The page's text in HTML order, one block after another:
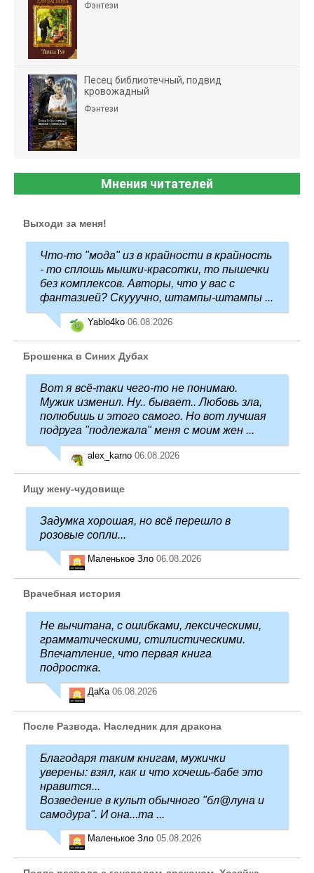
Фэнтези
Песец библиотечный, подвид
кровожадный
Фэнтези
Мнения читателей
Выходи за меня!
Что-то "мода" из в крайности в крайность
- то сплошь мышки-красотки, то пышечки
без комплексов. Авторы, что у вас с
фантазией? Скууучно, штампы-штампы ...
Yablo4ko 06.08.2026
Брошенка в Синих Дубах
Вот я всё-таки чего-то не понимаю.
Мужик изменил. Ну.. бывает.. Любовь зла,
полюбишь и этого самого. Но вот лучшая
подруга "подлежала" меня с моим жен ...
alex_karno 06.08.2026
Ищу жену-чудовище
Задумка хорошая, но всё перешло в
розовые сопли...
Маленькое Зло 06.08.2026
Врачебная история
Не вычитана, с ошибками, лексическими,
грамматическими, стилистическими.
Впечатление, что первая книга
подростка.
ДаКа 06.08.2026
После Развода. Наследник для дракона
Благодаря таким книгам, мужички
уверены: взял, как и что хочешь-бабе это
нравится...
Возведение в культ обычного "бл@луна и
самодура". И она...та ...
Маленькое Зло 05.08.2026